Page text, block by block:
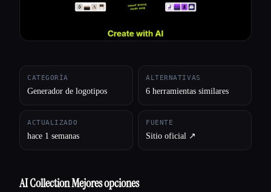
CATEGORÍA
Generador de logotipos
ALTERNATIVAS
6 herramientas similares
ACTUALIZADO
hace 1 semanas
FUENTE
Sitio oficial ↗︎
AI Collection Mejores opciones